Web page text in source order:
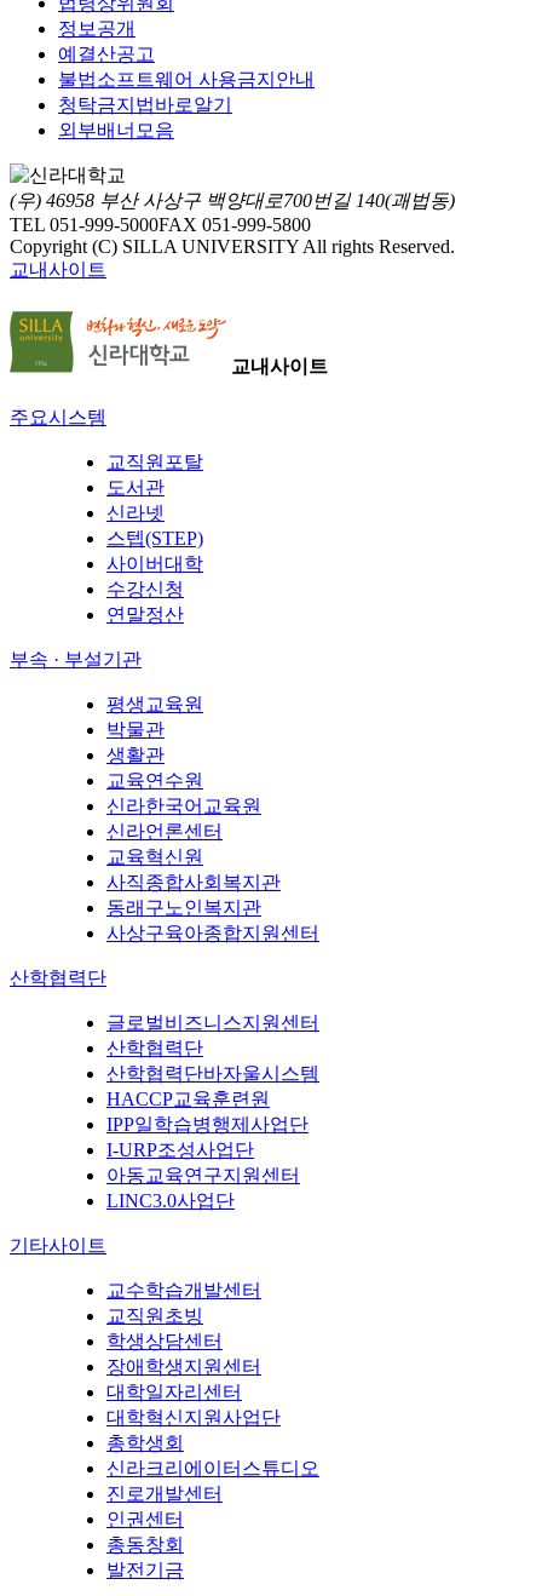
정보공개
예결산공고
불법소프트웨어 사용금지안내
청탁금지법바로알기
외부배너모음
(우) 46958 부산 사상구 백양대로700번길 140(괘법동)
TEL 051-999-5000FAX 051-999-5800
Copyright (C) SILLA UNIVERSITY All rights Reserved.
교내사이트
교내사이트
주요시스템
교직원포탈
도서관
신라넷
스텝(STEP)
사이버대학
수강신청
연말정산
부속 · 부설기관
평생교육원
박물관
생활관
교육연수원
신라한국어교육원
신라언론센터
교육혁신원
사직종합사회복지관
동래구노인복지관
사상구육아종합지원센터
산학협력단
글로벌비즈니스지원센터
산학협력단
산학협력단바자울시스템
HACCP교육훈련원
IPP일학습병행제사업단
I-URP조성사업단
아동교육연구지원센터
LINC3.0사업단
기타사이트
교수학습개발센터
교직원초빙
학생상담센터
장애학생지원센터
대학일자리센터
대학혁신지원사업단
총학생회
신라크리에이터스튜디오
진로개발센터
인권센터
총동창회
발전기금